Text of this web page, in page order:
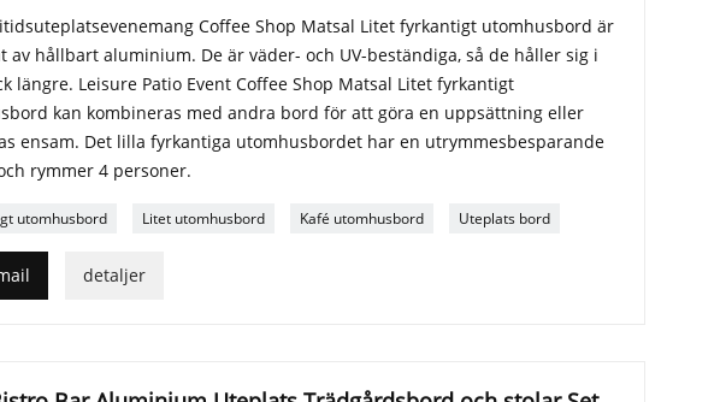
Coffee Shop Matsal Litet fyrkantigt utomhusbord är
av hållbart aluminium. De är väder- och UV-beständiga, så de håller sig i
längre. Leisure Patio Event Coffee Shop Matsal Litet fyrkantigt
kan kombineras med andra bord för att göra en uppsättning eller
ensam. Det lilla fyrkantiga utomhusbordet har en utrymmesbesparande
rymmer 4 personer.
utomhusbord Litet utomhusbord Kafé utomhusbord Uteplats bord
detaljer